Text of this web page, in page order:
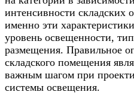
интенсивности складских
именно эти
уровень освещенности,
размещения. Правильное
складского помещения
важным шагом при
системы освещения.